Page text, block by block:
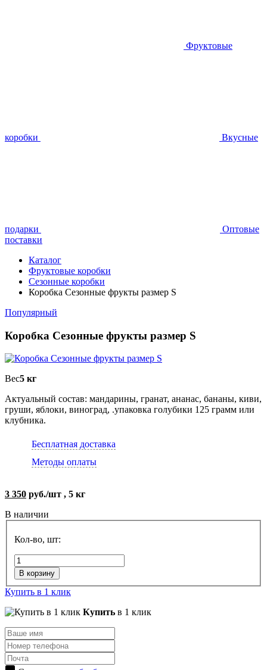
Фруктовые
коробки Вкусные
подарки
Оптовые
поставки
Каталог
Фруктовые коробки
Сезонные коробки
Коробка Сезонные фрукты размер S
Популярный
Коробка Сезонные фрукты размер S
Вес5 кг
Актуальный состав: мандарины, гранат, ананас, бананы, киви,
груши, яблоки, виноград, .упаковка голубики 125 грамм или
клубника.
Бесплатная доставка
Методы оплаты
3 350 руб./шт , 5 кг
В наличии
Кол-во, шт:
В корзину
Купить в 1 клик
Купить в 1 клик